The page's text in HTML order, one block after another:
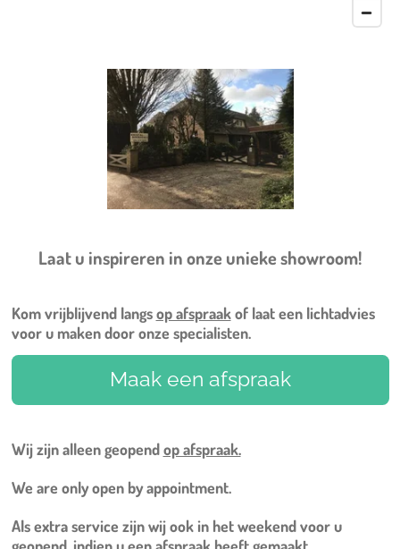
Laat u inspireren in onze unieke showroom!
Kom vrijblijvend langsop afspraakof laat een lichtadvies
voor u maken door onze specialisten.
Maak een afspraak
Wij zijn alleen geopendop afspraak.
We are only open by appointment.
Als extra service zijn wij ook in het weekend voor u